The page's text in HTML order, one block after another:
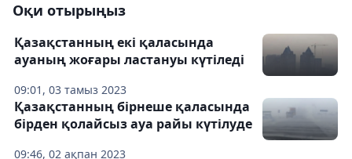
Оқи отырыңыз
09:01, 03 тамыз 2023
Қазақстанның екі қаласында
ауаның жоғары ластануы күтіледі
09:46, 02 ақпан 2023
Қазақстанның бірнеше қаласында
бірден қолайсыз ауа райы күтілуде